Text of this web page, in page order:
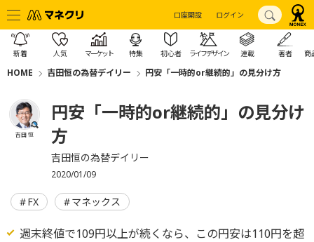
口座開設 ログイン
新着 人気 マーケット 特集 初心者 ライフデザイン 連載 著者 商
HOME 吉田恒の為替デイリー 円安「一時的or継続的」の見分け方
吉田 恒
円安「一時的or継続的」の見分け
方
吉田恒の為替デイリー
2020/01/09
FX マネックス
週末終値で109円以上が続くなら、この円安は110円を超